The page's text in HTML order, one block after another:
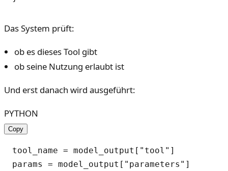
Das System prüft:
ob es dieses Tool gibt
ob seine Nutzung erlaubt ist
Und erst danach wird ausgeführt:
PYTHON
Copy
tool_name = model_output["tool"]
params = model_output["parameters"]